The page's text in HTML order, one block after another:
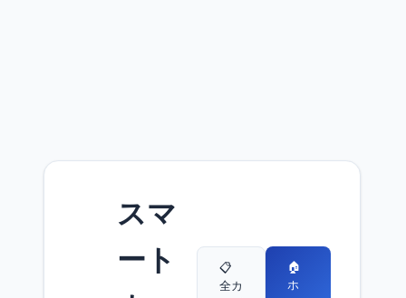
スマ
ート
📋
全カ
🏠
ホ